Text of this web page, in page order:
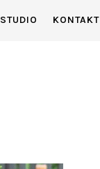
STUDIO KONTAKT